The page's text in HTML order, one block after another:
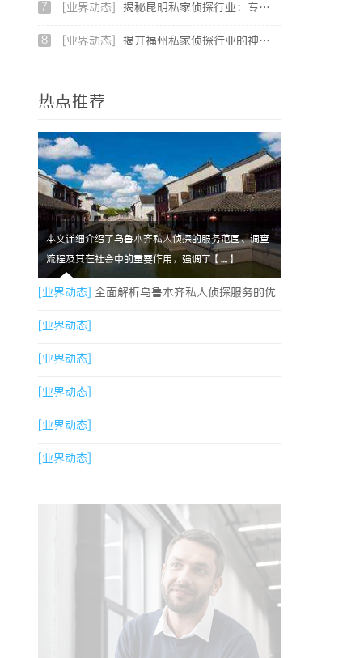
7 [业界动态] 揭秘昆明私家侦探行业：专业服务与实际案例分析
8 [业界动态] 揭开福州私家侦探行业的神秘面纱：服务、优势与法律解析
热点推荐
本文详细介绍了乌鲁木齐私人侦探的服务范围、调查
流程及其在社会中的重要作用，强调了【....】
[业界动态] 全面解析乌鲁木齐私人侦探服务的优
势与应用
[业界动态]
[业界动态]
[业界动态]
[业界动态]
[业界动态]